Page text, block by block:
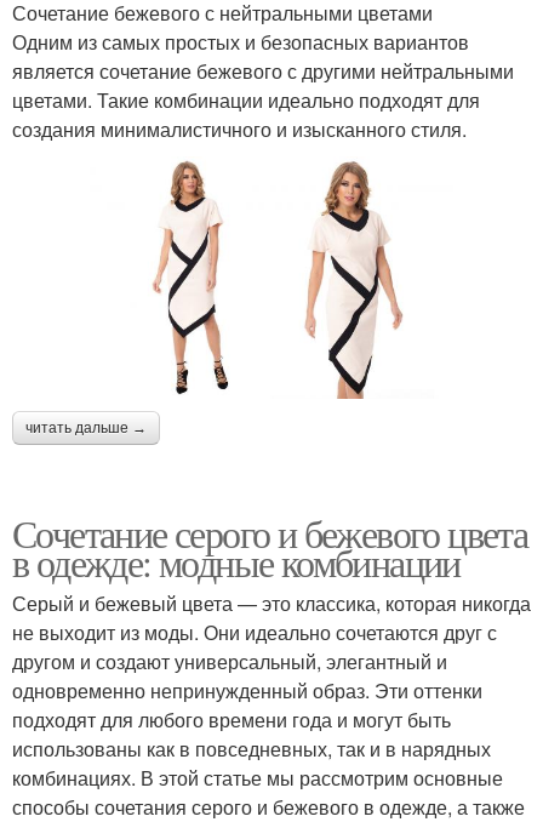
Сочетание бежевого с нейтральными цветами
Одним из самых простых и безопасных вариантов
является сочетание бежевого с другими нейтральными
цветами. Такие комбинации идеально подходят для
создания минималистичного и изысканного стиля.
читать дальше →
Сочетание серого и бежевого цвета
в одежде: модные комбинации
Серый и бежевый цвета — это классика, которая никогда
не выходит из моды. Они идеально сочетаются друг с
другом и создают универсальный, элегантный и
одновременно непринужденный образ. Эти оттенки
подходят для любого времени года и могут быть
использованы как в повседневных, так и в нарядных
комбинациях. В этой статье мы рассмотрим основные
способы сочетания серого и бежевого в одежде, а также